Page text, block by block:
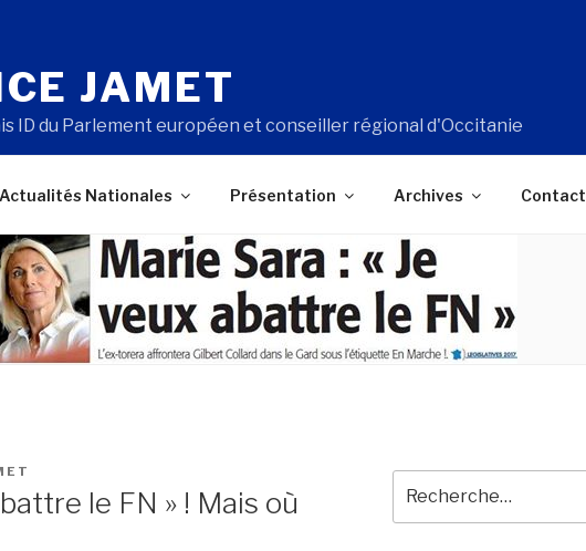
JAMET
ID du Parlement européen et conseiller régional d'Occitanie
Actualités Nationales Présentation Archives Contact
le FN » ! Mais où
pour